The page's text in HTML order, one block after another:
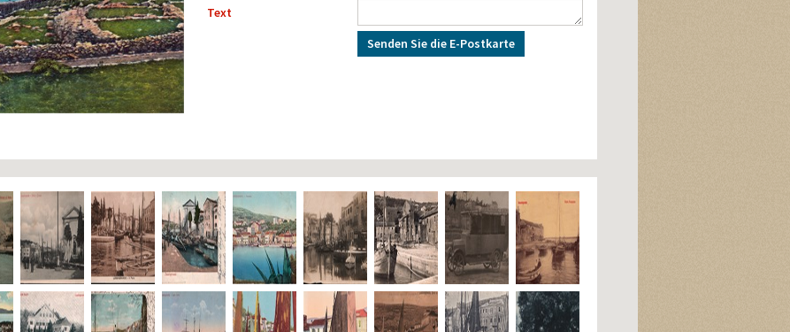
Text
Senden Sie die E-Postkarte